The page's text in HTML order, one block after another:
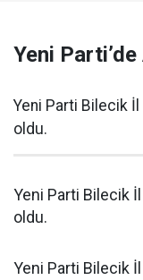
Yeni Parti’de
Yeni Parti Bilecik İl
oldu.
Yeni Parti Bilecik İl
oldu.
Yeni Parti Bilecik İl